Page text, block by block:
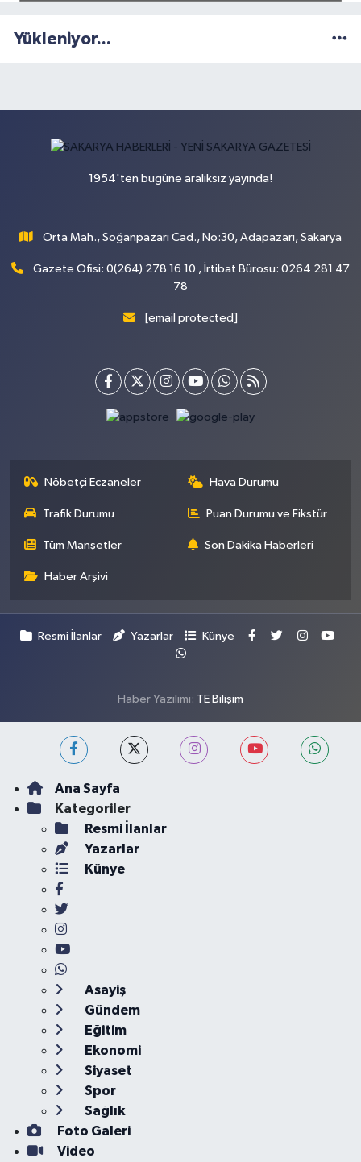
Yükleniyor...
1954'ten bugüne aralıksız yayında!
Orta Mah., Soğanpazarı Cad., No:30, Adapazarı, Sakarya
Gazete Ofisi: 0(264) 278 16 10 , İrtibat Bürosu: 0264 281 47
78
[email protected]
Nöbetçi Eczaneler Hava Durumu
Trafik Durumu Puan Durumu ve Fikstür
Tüm Manşetler Son Dakika Haberleri
Haber Arşivi
Resmi İlanlar Yazarlar Künye
Haber Yazılımı: TE Bilişim
Ana Sayfa
Kategoriler
Resmi İlanlar
Yazarlar
Künye
Asayiş
Gündem
Eğitim
Ekonomi
Siyaset
Spor
Sağlık
Foto Galeri
Video